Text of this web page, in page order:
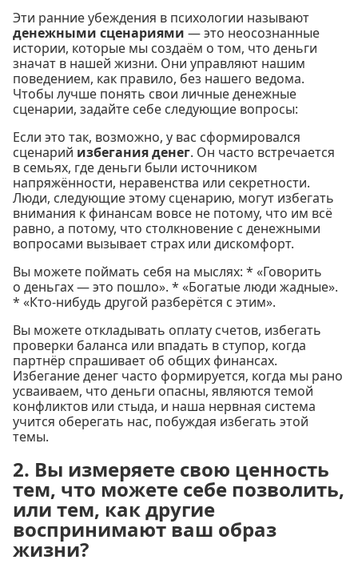
Эти ранние убеждения в психологии называют
денежными сценариями — это неосознанные
истории, которые мы создаём о том, что деньги
значат в нашей жизни. Они управляют нашим
поведением, как правило, без нашего ведома.
Чтобы лучше понять свои личные денежные
сценарии, задайте себе следующие вопросы:
Если это так, возможно, у вас сформировался
сценарий избегания денег. Он часто встречается
в семьях, где деньги были источником
напряжённости, неравенства или секретности.
Люди, следующие этому сценарию, могут избегать
внимания к финансам вовсе не потому, что им всё
равно, а потому, что столкновение с денежными
вопросами вызывает страх или дискомфорт.
Вы можете поймать себя на мыслях: * «Говорить
о деньгах — это пошло». * «Богатые люди жадные».
* «Кто-нибудь другой разберётся с этим».
Вы можете откладывать оплату счетов, избегать
проверки баланса или впадать в ступор, когда
партнёр спрашивает об общих финансах.
Избегание денег часто формируется, когда мы рано
усваиваем, что деньги опасны, являются темой
конфликтов или стыда, и наша нервная система
учится оберегать нас, побуждая избегать этой
темы.
2. Вы измеряете свою ценность
тем, что можете себе позволить,
или тем, как другие
воспринимают ваш образ
жизни?